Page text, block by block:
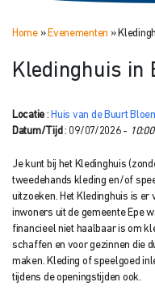
Home» Evenementen »
Kledinghuis in
Locatie : Huis van de Buurt
Datum/Tijd : 09/07/2026 -
Je kunt bij het Kledinghuis
tweedehands kleding en/of
uitzoeken. Het Kledinghuis is er
inwoners uit de gemeente Epe
financieel niet haalbaar is om
schaffen en voor gezinnen die
maken. Kleding of speelgoed
tijdens de openingstijden ook.